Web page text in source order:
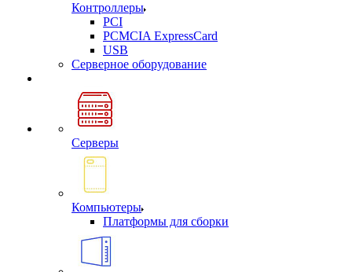
Контроллеры
PCI
PCMCIA ExpressCard
USB
Cерверное оборудование
Серверы
Компьютеры
Платформы для сборки